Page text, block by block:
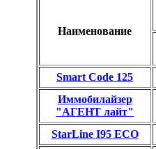
Наименование
Smart Code 125
Иммобилайзер
"АГЕНТ лайт"
StarLine I95 ECO